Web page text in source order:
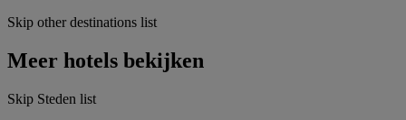
Skip other destinations list
Meer hotels bekijken
Skip Steden list